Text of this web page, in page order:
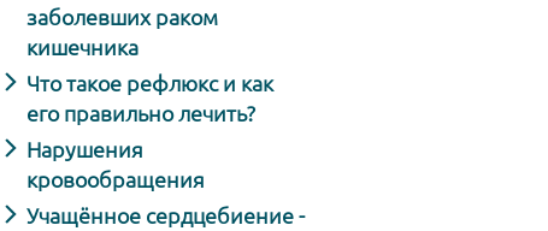
заболевших раком
кишечника
Что такое рефлюкс и как
его правильно лечить?
Нарушения
кровообращения
Учащённое сердцебиение -